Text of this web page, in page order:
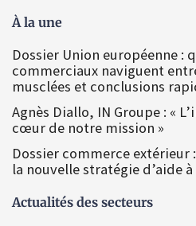
À la une
Dossier Union européenne :
commerciaux naviguent
musclées et conclusions
Agnès Diallo, IN Groupe : «
cœur de notre mission »
Dossier commerce
la nouvelle stratégie d’aide
Actualités des secteurs